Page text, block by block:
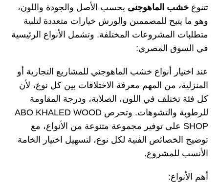
تتنوعخشب الماهوجنى بحسب الأصل والجودة واللون،
وهو ما يتيح للمصممين والورش خيارات متعددة لتلبية
متطلبات المشروعات المختلفة. وتشمل الأنواع الرئيسية
في السوق المصري:
عند اختيار أنواع خشب الماهوجني للمشاريع التجارية أو
المنزلية، من المهم معرفة الاختلافات بين كل نوع، لأن
كل فئة تختلف في اللون، الصلابة، ودرجة المقاومة
للرطوبة والتشوهات. وتحرص ABO KHALED WOOD
SHOP على توفير مجموعة متنوعة من الأنواع، مع
توضيح الخصائص الفنية لكل نوع، لتسهيل اختيار الخامة
الأنسب للمشروع.
أهم الأنواع: